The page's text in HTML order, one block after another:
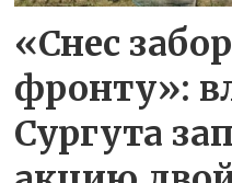
«Снес
фронту»:
Сургута